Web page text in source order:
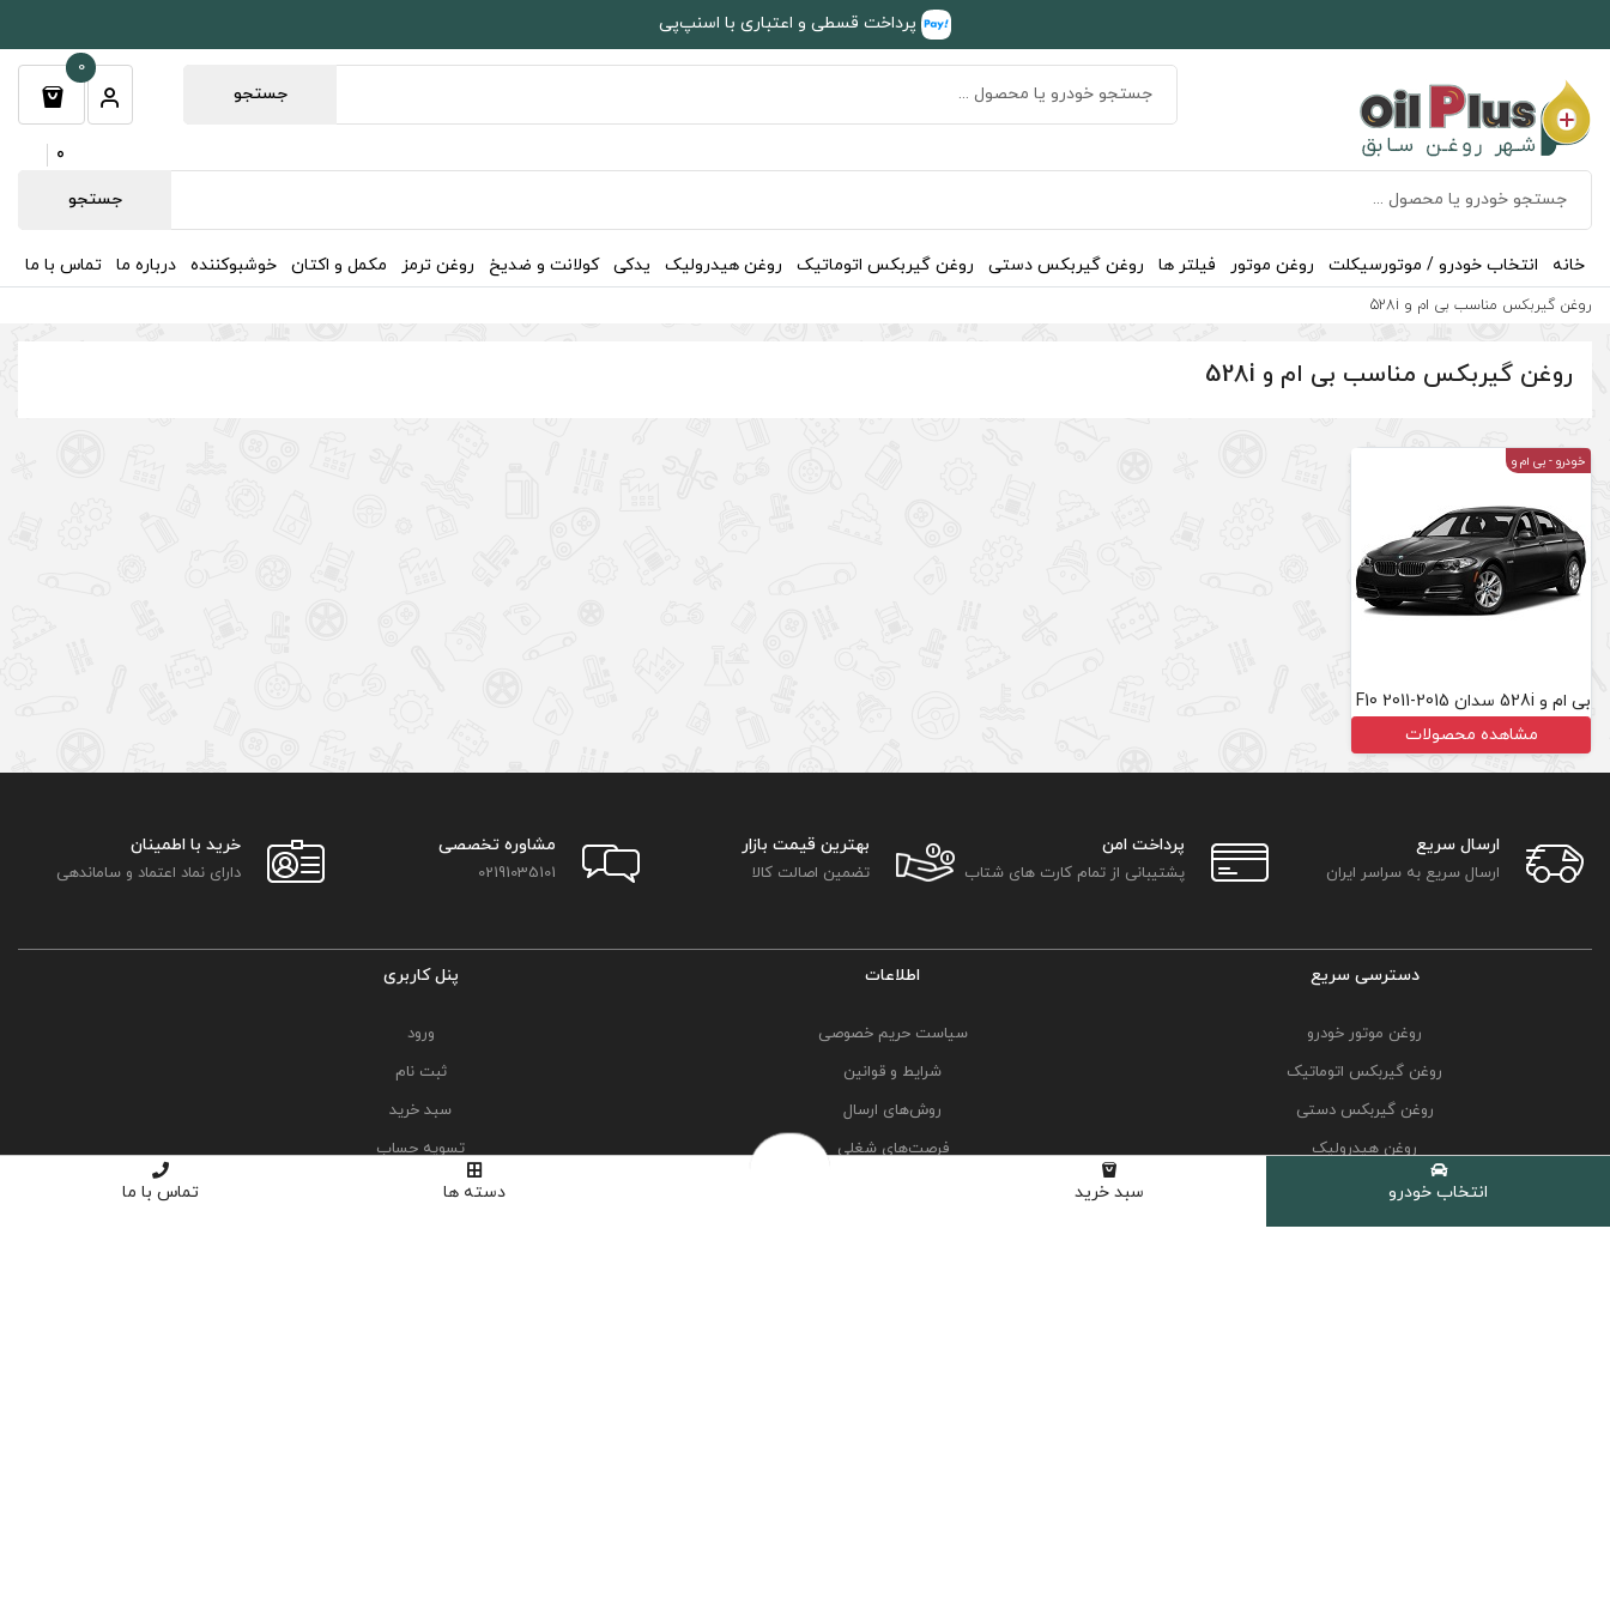
انتخاب خودرو سبد خرید دسته ها تماس با ما
پرداخت قسطی و اعتباری با اسنپ‌پی
جستجو
0
0
جستجو
خانه انتخاب خودرو / موتورسیکلت روغن موتور فیلتر ها روغن گیربکس دستی روغن گیربکس اتوماتیک روغن هیدرولیک یدکی کولانت و ضدیخ روغن ترمز مکمل و اکتان خوشبوکننده درباره ما تماس با ما
روغن گیربکس مناسب بی ام و 528i
روغن گیربکس مناسب بی ام و 528i
خودرو - بی ام و
بی ام و 528i سدان F10 2011-2015
مشاهده محصولات
ارسال سریع
ارسال سریع به سراسر ایران
پرداخت امن
پشتیبانی از تمام کارت های شتاب
بهترین قیمت بازار
تضمین اصالت کالا
مشاوره تخصصی
02191035101
خرید با اطمینان
دارای نماد اعتماد و ساماندهی
دسترسی سریع
روغن موتور خودرو
روغن گیربکس اتوماتیک
روغن گیربکس دستی
روغن هیدرولیک
کولانت، ضدیخ و ضدجوش
مکمل و اکتان
اطلاعات
سیاست حریم خصوصی
شرایط و قوانین
روش‌های ارسال
فرصت‌های شغلی
پنل کاربری
ورود
ثبت نام
سبد خرید
تسویه حساب